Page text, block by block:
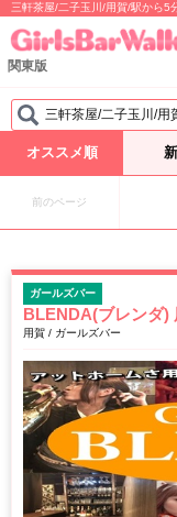
三軒茶屋/二子玉川/用賀/駅から5
関東版
三軒茶屋/二子玉川/用
オススメ順
前のページ
ガールズバー
BLENDA(ブレンダ)
用賀 / ガールズバー